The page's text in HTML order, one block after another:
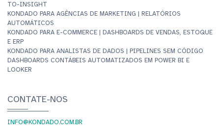
TO-INSIGHT
KONDADO PARA AGÊNCIAS DE MARKETING | RELATÓRIOS
AUTOMÁTICOS
KONDADO PARA E-COMMERCE | DASHBOARDS DE VENDAS, ESTOQUE
E ERP
KONDADO PARA ANALISTAS DE DADOS | PIPELINES SEM CÓDIGO
DASHBOARDS CONTÁBEIS AUTOMATIZADOS EM POWER BI E
LOOKER
CONTATE-NOS
INFO@KONDADO.COM.BR